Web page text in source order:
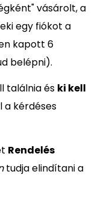
vásárolt, a
egy fiókot a
kapott 6
belépni).
találnia és ki kell
a kérdéses
Rendelés
tudja elindítani a